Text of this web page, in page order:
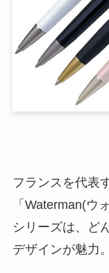
フランスを代表
「Waterman(ウ
シリーズは、ど
デザインが魅力。